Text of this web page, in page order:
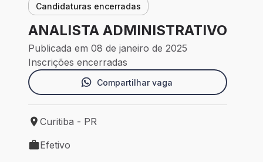
Candidaturas encerradas
ANALISTA ADMINISTRATIVO
Publicada em 08 de janeiro de 2025
Inscrições encerradas
Compartilhar vaga
Local de trabalho: Curitiba - PR
Curitiba - PR
Tipo de vaga: Efetivo
Efetivo